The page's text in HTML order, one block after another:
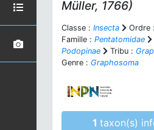
Müller, 1766)
Classe : Insecta Ordre :
Famille : Pentatomidae
Podopinae
Tribu :
Genre : Graphosoma
1taxon(s)